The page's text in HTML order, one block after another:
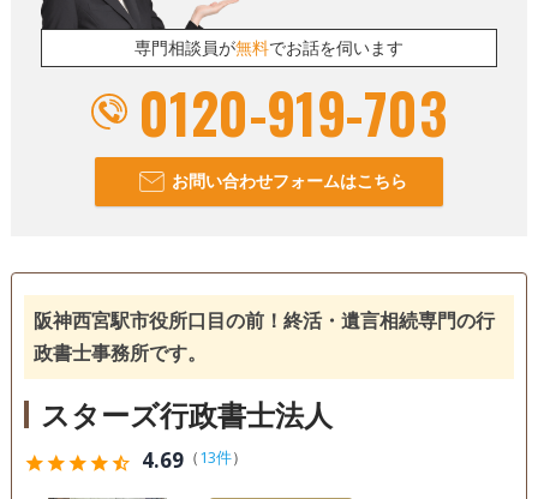
専門相談員が無料でお話を伺います
0120-919-703
お問い合わせフォームはこちら
阪神西宮駅市役所口目の前！終活・遺言相続専門の行
政書士事務所です。
スターズ行政書士法人
starstarstarstarstar_half 4.69（13件）